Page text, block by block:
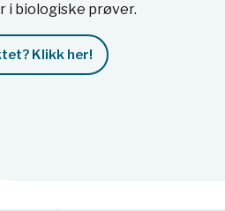
i biologiske prøver.
Klikk her!